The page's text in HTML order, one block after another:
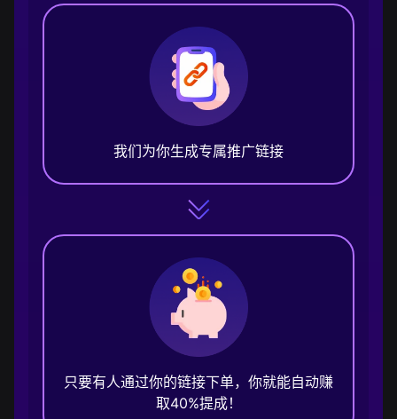
我们为你生成专属推广链接
只要有人通过你的链接下单，你就能自动赚
取40%提成！